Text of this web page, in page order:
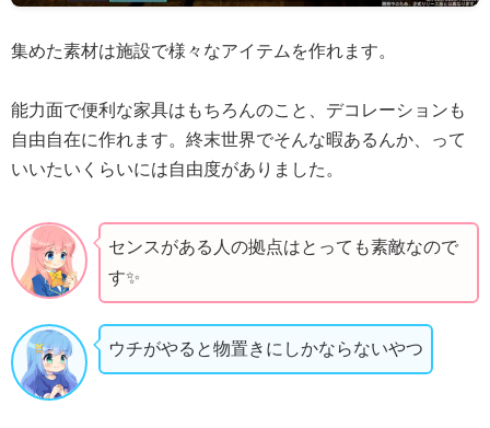
集めた素材は施設で様々なアイテムを作れます。
能力面で便利な家具はもちろんのこと、デコレーションも
自由自在に作れます。終末世界でそんな暇あるんか、って
いいたいくらいには自由度がありました。
センスがある人の拠点はとっても素敵なので
す✨
ウチがやると物置きにしかならないやつ